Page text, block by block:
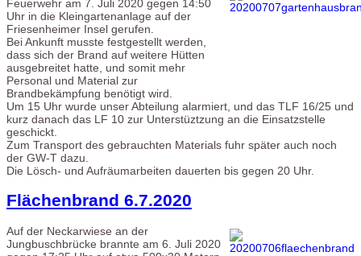
Feuerwehr am 7. Juli 2020 gegen 14:50
Uhr in die Kleingartenanlage auf der
Friesenheimer Insel gerufen.
Bei Ankunft musste festgestellt werden,
dass sich der Brand auf weitere Hütten
ausgebreitet hatte, und somit mehr
Personal und Material zur
Brandbekämpfung benötigt wird.
Um 15 Uhr wurde unser Abteilung alarmiert, und das TLF 16/25 und
kurz danach das LF 10 zur Unterstüztzung an die Einsatzstelle
geschickt.
Zum Transport des gebrauchten Materials fuhr später auch noch
der GW-T dazu.
Die Lösch- und Aufräumarbeiten dauerten bis gegen 20 Uhr.
Flächenbrand 6.7.2020
Auf der Neckarwiese an der
Jungbuschbrücke brannte am 6. Juli 2020